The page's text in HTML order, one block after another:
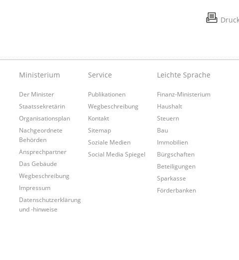
Ministerium
Der Minister
Staatssekretärin
Organisationsplan
Nachgeordnete
Behörden
Ansprechpartner
Das Gebäude
Wegbeschreibung
Impressum
Datenschutzerklärung
und -hinweise
Service
Publikationen
Wegbeschreibung
Kontakt
Sitemap
Soziale Medien
Social Media Spiegel
Leichte Sprache
Finanz-Ministerium
Haushalt
Steuern
Bau
Immobilien
Bürgschaften
Beteiligungen
Sparkasse
Förderbanken